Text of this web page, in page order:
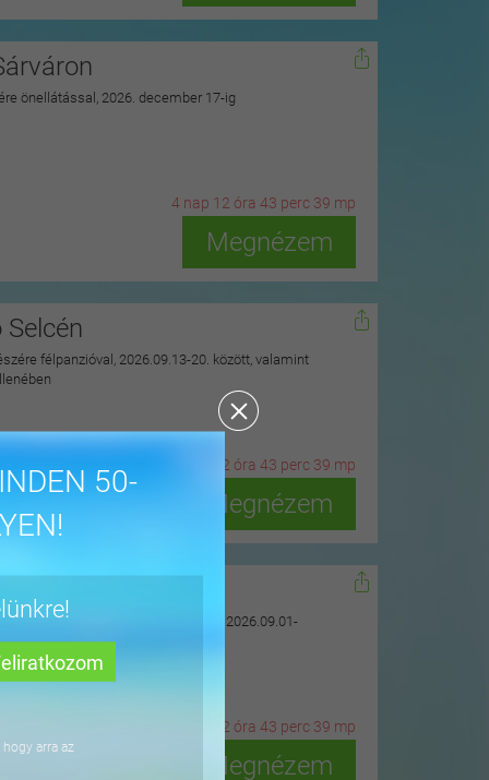
50-
arra az
önellátással, 2026. december 17-ig
4 nap 12 óra 43 perc 37 mp
Megnézem
félpanzióval, 2026.09.13-20. között, valamint
12 óra 43 perc 37 mp
Megnézem
Élményfürdő szomszédságában, 2026.09.01-
12 óra 43 perc 37 mp
Megnézem